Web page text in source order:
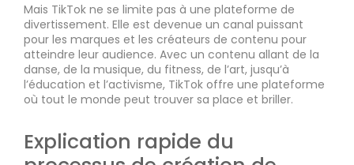
Mais TikTok ne se limite pas à une plateforme de
divertissement. Elle est devenue un canal puissant
pour les marques et les créateurs de contenu pour
atteindre leur audience. Avec un contenu allant de la
danse, de la musique, du fitness, de l’art, jusqu’à
l’éducation et l’activisme, TikTok offre une plateforme
où tout le monde peut trouver sa place et briller.
Explication rapide du